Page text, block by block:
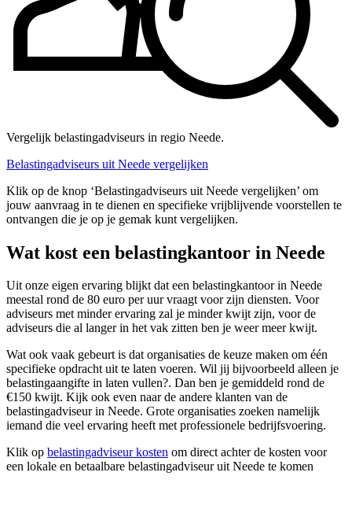
Vergelijk belastingadviseurs in regio Neede.
Belastingadviseurs uit Neede vergelijken
Klik op de knop ‘Belastingadviseurs uit Neede vergelijken’ om
jouw aanvraag in te dienen en specifieke vrijblijvende voorstellen te
ontvangen die je op je gemak kunt vergelijken.
Wat kost een belastingkantoor in Neede
Uit onze eigen ervaring blijkt dat een belastingkantoor in Neede
meestal rond de 80 euro per uur vraagt voor zijn diensten. Voor
adviseurs met minder ervaring zal je minder kwijt zijn, voor de
adviseurs die al langer in het vak zitten ben je weer meer kwijt.
Wat ook vaak gebeurt is dat organisaties de keuze maken om één
specifieke opdracht uit te laten voeren. Wil jij bijvoorbeeld alleen je
belastingaangifte in laten vullen?. Dan ben je gemiddeld rond de
€150 kwijt. Kijk ook even naar de andere klanten van de
belastingadviseur in Neede. Grote organisaties zoeken namelijk
iemand die veel ervaring heeft met professionele bedrijfsvoering.
Klik op belastingadviseur kosten om direct achter de kosten voor
een lokale en betaalbare belastingadviseur uit Neede te komen